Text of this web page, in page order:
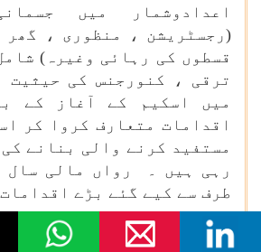
اعدادوشمار میں
(رجسٹریشن ، منظوری ، گھر
قسطوں کی رہائی وغیرہ)
میں اسکیم کے آغاز کے
اقدامات متعارف کروا کر
مستفید کرنے والی بنانے
رہی ہیں ۔ رواں مالی سال
طرف سے کیے گئے بڑے
تکنیکی مداخلت